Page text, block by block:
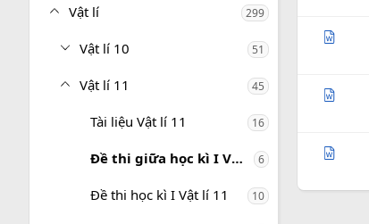
Vật lí 299
Vật lí 10 51
Vật lí 11 45
Tài liệu Vật lí 11 16
Đề thi giữa học kì I Vật lí 11 6
Đề thi học kì I Vật lí 11 10